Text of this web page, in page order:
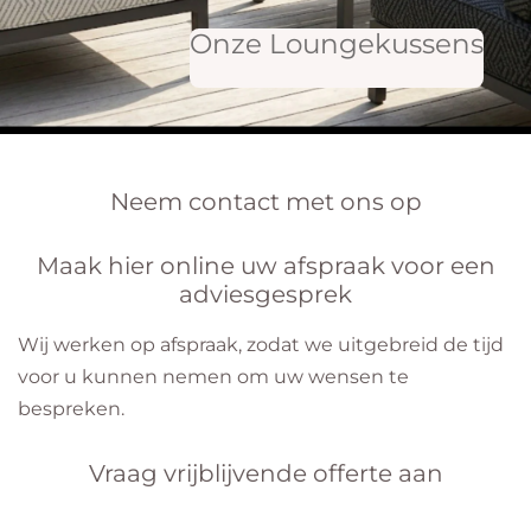
Onze Loungekussens
Neem contact met ons op
Maak hier online uw afspraak voor een
adviesgesprek
Wij werken op afspraak, zodat we uitgebreid de tijd
voor u kunnen nemen om uw wensen te
bespreken.
Vraag vrijblijvende offerte aan